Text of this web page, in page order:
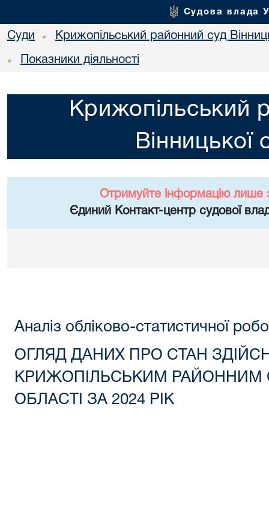
Судова влада
Суди • Крижопільський районний суд
• Показники діяльності
Крижопільський
Вінницької
Отримуйте інформацію лише
Єдиний Контакт-центр судової
Аналіз обліково-статистичної
ОГЛЯД ДАНИХ ПРО СТАН
КРИЖОПІЛЬСЬКИМ РАЙОННИМ
ОБЛАСТІ ЗА 2024 РІК